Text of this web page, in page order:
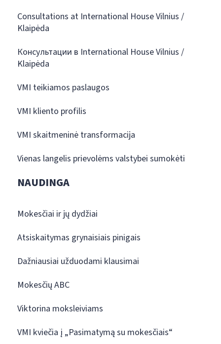
Consultations at International House Vilnius /
Klaipėda
Консультации в International House Vilnius /
Klaipėda
VMI teikiamos paslaugos
VMI kliento profilis
VMI skaitmeninė transformacija
Vienas langelis prievolėms valstybei sumokėti
NAUDINGA
Mokesčiai ir jų dydžiai
Atsiskaitymas grynaisiais pinigais
Dažniausiai užduodami klausimai
Mokesčių ABC
Viktorina moksleiviams
VMI kviečia į „Pasimatymą su mokesčiais“